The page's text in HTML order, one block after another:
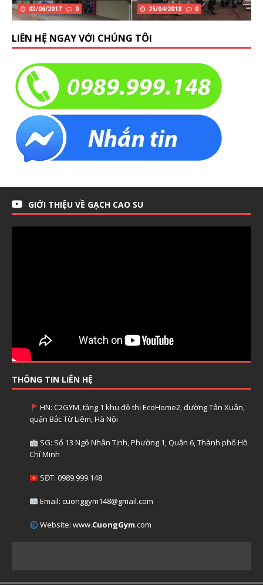
03/06/2017 0 25/04/2018 0
LIÊN HỆ NGAY VỚI CHÚNG TÔI
GIỚI THIỆU VỀ GẠCH CAO SU
THÔNG TIN LIÊN HỆ
HN: C2GYM, tầng 1 khu đô thị EcoHome2, đường Tân Xuân,
quận Bắc Từ Liêm, Hà Nội
SG: Số 13 Ngô Nhân Tịnh, Phường 1, Quận 6, Thành phố Hồ
Chí Minh
SĐT: 0989.999.148
Email: cuonggym148@gmail.com
Website: www.CuongGym.com